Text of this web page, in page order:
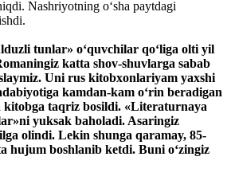
Nashriyotning o‘sha paytdagi
tunlar» o‘quvchilar qo‘liga olti yil
katta shov-shuvlarga sabab
Uni rus kitobxonlariyam yaxshi
kamdan-kam o‘rin beradigan
taqriz bosildi. «Literaturnaya
yuksak baholadi. Asaringiz
olindi. Lekin shunga qaramay, 85-
hujum boshlanib ketdi. Buni o‘zingiz